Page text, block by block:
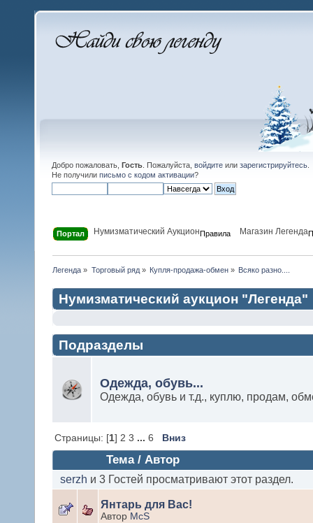
Добро пожаловать, Гость . Пожалуйста, войдите или зарегистрируйтесь
Не получили письмо с кодом активации?
Портал Нумизматический АукционПравила Магазин Легенда
Легенда » Торговый ряд» Купля-продажа-обмен» Всяко разно....
Нумизматический аукцион "Легенда"
Подразделы
Одежда, обувь...
Одежда, обувь и т.д., куплю, продам,
Страницы: [1] 2 3 ... 6 Вниз
Тема/ Автор
serzh и 3 Гостей просматривают этот раздел.
Янтарь для Вас!
Автор McS